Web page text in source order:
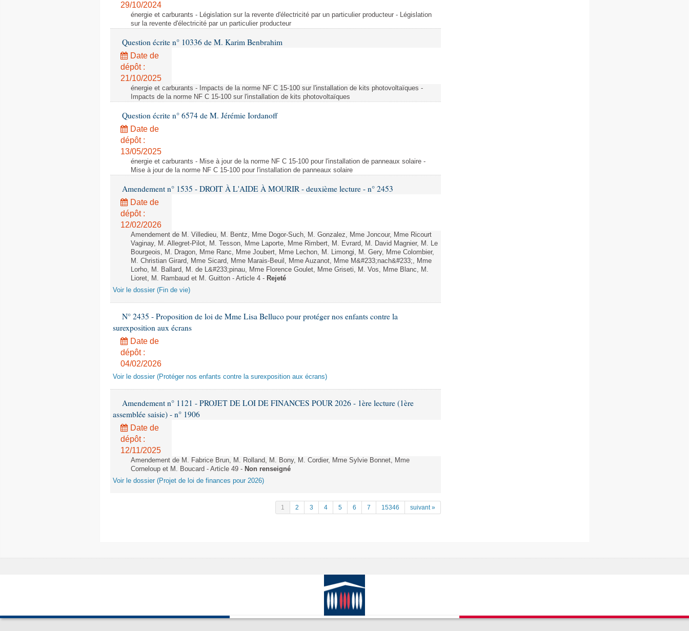
29/10/2024
énergie et carburants - Législation sur la revente d'électricité par un particulier producteur - Législation
sur la revente d'électricité par un particulier producteur
Question écrite n° 10336 de M. Karim Benbrahim
Date de
dépôt :
21/10/2025
énergie et carburants - Impacts de la norme NF C 15-100 sur l'installation de kits photovoltaïques -
Impacts de la norme NF C 15-100 sur l'installation de kits photovoltaïques
Question écrite n° 6574 de M. Jérémie Iordanoff
Date de
dépôt :
13/05/2025
énergie et carburants - Mise à jour de la norme NF C 15-100 pour l'installation de panneaux solaire -
Mise à jour de la norme NF C 15-100 pour l'installation de panneaux solaire
Amendement n° 1535 - DROIT À L'AIDE À MOURIR - deuxième lecture - n° 2453
Date de
dépôt :
12/02/2026
Amendement de M. Villedieu, M. Bentz, Mme Dogor-Such, M. Gonzalez, Mme Joncour, Mme Ricourt
Vaginay, M. Allegret-Pilot, M. Tesson, Mme Laporte, Mme Rimbert, M. Evrard, M. David Magnier, M. Le
Bourgeois, M. Dragon, Mme Ranc, Mme Joubert, Mme Lechon, M. Limongi, M. Gery, Mme Colombier,
M. Christian Girard, Mme Sicard, Mme Marais-Beuil, Mme Auzanot, Mme M&#233;nach&#233;, Mme
Lorho, M. Ballard, M. de L&#233;pinau, Mme Florence Goulet, Mme Griseti, M. Vos, Mme Blanc, M.
Lioret, M. Rambaud et M. Guitton - Article 4 - Rejeté
Voir le dossier (Fin de vie)
N° 2435 - Proposition de loi de Mme Lisa Belluco pour protéger nos enfants contre la
surexposition aux écrans
Date de
dépôt :
04/02/2026
Voir le dossier (Protéger nos enfants contre la surexposition aux écrans)
Amendement n° 1121 - PROJET DE LOI DE FINANCES POUR 2026 - 1ère lecture (1ère
assemblée saisie) - n° 1906
Date de
dépôt :
12/11/2025
Amendement de M. Fabrice Brun, M. Rolland, M. Bony, M. Cordier, Mme Sylvie Bonnet, Mme
Corneloup et M. Boucard - Article 49 - Non renseigné
Voir le dossier (Projet de loi de finances pour 2026)
1 2 3 4 5 6 7 15346 suivant »